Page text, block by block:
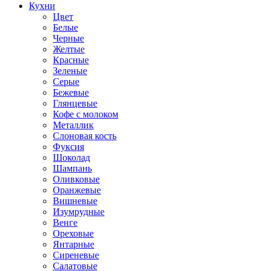
Кухни
Цвет
Белые
Черные
Желтые
Красные
Зеленые
Серые
Бежевые
Глянцевые
Кофе с молоком
Металлик
Слоновая кость
Фуксия
Шоколад
Шампань
Оливковые
Оранжевые
Вишневые
Изумрудные
Венге
Ореховые
Янтарные
Сиреневые
Салатовые